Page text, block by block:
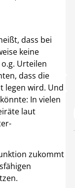
dass bei
keine
Urteilen
dass die
legen wird. Und
In vielen
laut
zukommt